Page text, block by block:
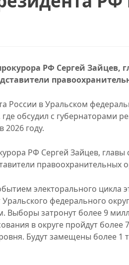
РФ Сергей Зайцев,
России в Уральском
обсудил с губернаторами
2026 году.
РФ Сергей Зайцев, главы
правоохранительных
электорального цикла
федерального
Выборы затронут более 9
в округе пройдут более
Будут замещены более 1